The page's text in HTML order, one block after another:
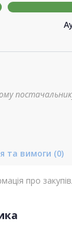
та вимоги (0)
про